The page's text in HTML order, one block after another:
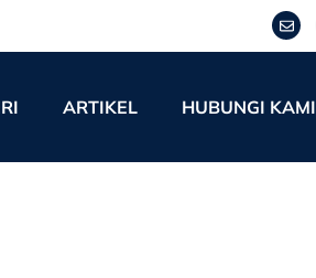
ARTIKEL HUBUNGI KAMI